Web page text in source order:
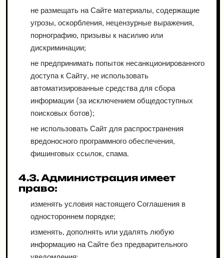
не размещать на Сайте материалы, содержащие
угрозы, оскорбления, нецензурные выражения,
порнографию, призывы к насилию или
дискриминации;
не предпринимать попыток несанкционированного
доступа к Сайту, не использовать
автоматизированные средства для сбора
информации (за исключением общедоступных
поисковых ботов);
не использовать Сайт для распространения
вредоносного программного обеспечения,
фишинговых ссылок, спама.
4.3. Администрация имеет
право:
изменять условия настоящего Соглашения в
одностороннем порядке;
изменять, дополнять или удалять любую
информацию на Сайте без предварительного